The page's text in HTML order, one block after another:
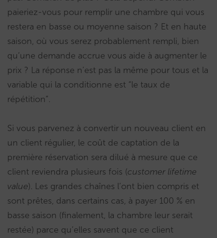
paieriez-vous pour remplir une chambre qui vous
restera en basse ou moyenne saison ? Et en haute
saison, où vous serez probablement rempli, bien
qu’une demande accrue vous aide à augmenter le
prix ? La réponse n’est pas la même pour tous et la
variable qui la conditionne est “le taux de
répétition”.
Si vous parvenez à convertir un nouveau client en
un client régulier, le coût de captation de la
première réservation sera dilué à mesure que ce
client reviendra plusieurs fois (customer lifetime
value). Les grandes chaînes l’ont bien compris et
sont prêtes, dans certains cas, à payer 100 % en
basse saison (finalement, la chambre leur serait
restée) parce qu’elles savent que ce client